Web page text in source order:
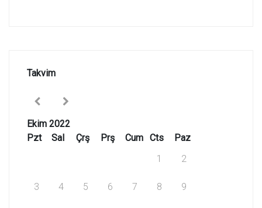
Takvim
Ekim 2022
Pzt
Sal Çrş Prş Cum Cts
Paz
1
2
3 4 5 6 7 8 9